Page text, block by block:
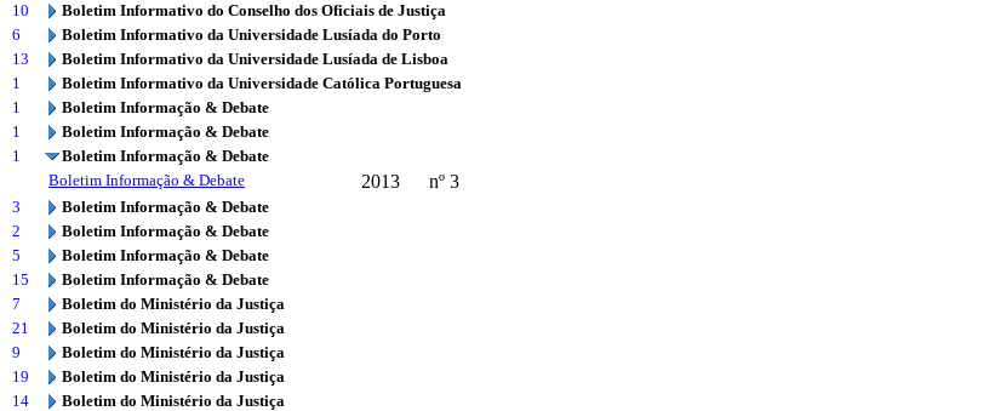
10
Boletim Informativo do Conselho dos Oficiais de Justiça
6
Boletim Informativo da Universidade Lusíada do Porto
13
Boletim Informativo da Universidade Lusíada de Lisboa
1
Boletim Informativo da Universidade Católica Portuguesa
1
Boletim Informação & Debate
1
Boletim Informação & Debate
1
Boletim Informação & Debate
Boletim Informação & Debate
2013 nº 3
3
Boletim Informação & Debate
2
Boletim Informação & Debate
5
Boletim Informação & Debate
15
Boletim Informação & Debate
7
Boletim do Ministério da Justiça
21
Boletim do Ministério da Justiça
9
Boletim do Ministério da Justiça
19
Boletim do Ministério da Justiça
14
Boletim do Ministério da Justiça